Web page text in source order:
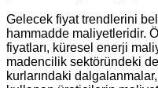
Gelecek fiyat trendlerini
hammadde maliyetleridir.
fiyatları, küresel enerji
madencilik sektöründeki
kurlarındaki